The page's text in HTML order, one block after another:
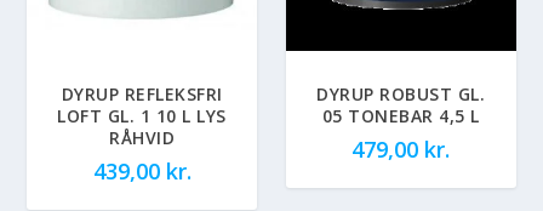
DYRUP REFLEKSFRI
LOFT GL. 1 10 L LYS
RÅHVID
439,00 kr.
DYRUP ROBUST GL.
05 TONEBAR 4,5 L
479,00 kr.